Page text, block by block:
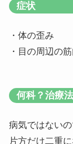
症状
・体の歪み
・目の周辺の
何科？治療
病気ではない
片方だけ二重